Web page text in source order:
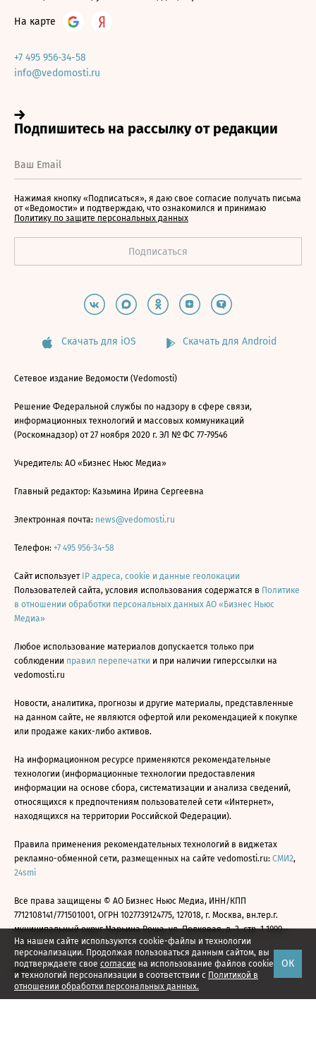
На нашем сайте используются cookie-файлы и технологии
персонализации. Продолжая пользоваться данным сайтом, вы
подтверждаете свое согласие на использование файлов cookie
и технологий персонализации в соответствии с Политикой в
отношении обработки персональных данных.
ОК
На карте
+7 495 956-34-58
info@vedomosti.ru
Нажимая кнопку «Подписаться», я даю свое согласие получать письма
от «Ведомости» и подтверждаю, что ознакомился и принимаю
Политику по защите персональных данных
Скачать для iOS Скачать для Android
Сетевое издание Ведомости (Vedomosti)
Решение Федеральной службы по надзору в сфере связи,
информационных технологий и массовых коммуникаций
(Роскомнадзор) от 27 ноября 2020 г. ЭЛ № ФС 77-79546
Учредитель: АО «Бизнес Ньюс Медиа»
Главный редактор: Казьмина Ирина Сергеевна
Электронная почта: news@vedomosti.ru
Телефон: +7 495 956-34-58
Сайт использует IP адреса, cookie и данные геолокации
Пользователей сайта, условия использования содержатся в Политике
в отношении обработки персональных данных АО «Бизнес Ньюс
Медиа»
Любое использование материалов допускается только при
соблюдении правил перепечатки и при наличии гиперссылки на
vedomosti.ru
Новости, аналитика, прогнозы и другие материалы, представленные
на данном сайте, не являются офертой или рекомендацией к покупке
или продаже каких-либо активов.
На информационном ресурсе применяются рекомендательные
технологии (информационные технологии предоставления
информации на основе сбора, систематизации и анализа сведений,
относящихся к предпочтениям пользователей сети «Интернет»,
находящихся на территории Российской Федерации).
Правила применения рекомендательных технологий в виджетах
рекламно-обменной сети, размещенных на сайте vedomosti.ru: СМИ2,
24smi
Все права защищены © АО Бизнес Ньюс Медиа, ИНН/КПП
7712108141/771501001, ОГРН 1027739124775, 127018, г. Москва, вн.тер.г.
муниципальный округ Марьина Роща, ул. Полковая, д. 3, стр. 1 1999—
2026